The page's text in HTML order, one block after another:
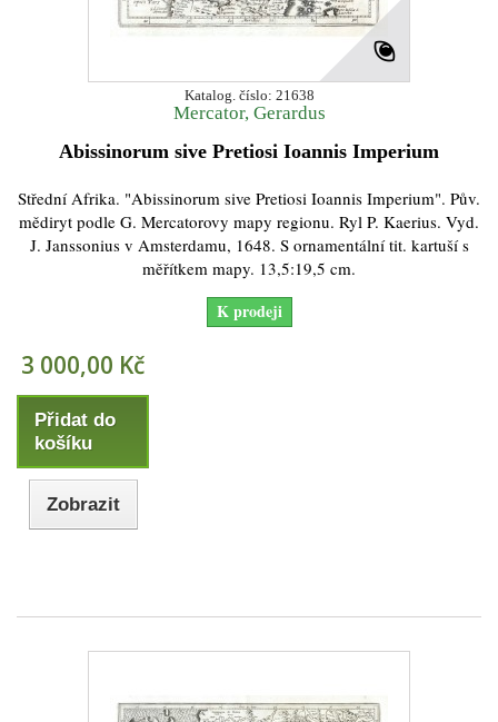
Katalog. číslo: 21638
Mercator, Gerardus
Abissinorum sive Pretiosi Ioannis Imperium
Střední Afrika. "Abissinorum sive Pretiosi Ioannis Imperium". Pův.
mědiryt podle G. Mercatorovy mapy regionu. Ryl P. Kaerius. Vyd.
J. Janssonius v Amsterdamu, 1648. S ornamentální tit. kartuší s
měřítkem mapy. 13,5:19,5 cm.
K prodeji
3 000,00 Kč
Přidat do
košíku
Zobrazit